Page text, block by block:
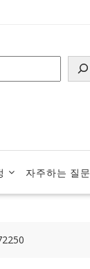
자주하는 질문